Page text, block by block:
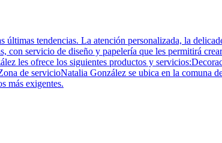
tendencias. La atención personalizada, la
con servicio de diseño y papelería que les permitirá
les ofrece los siguientes productos y
de servicioNatalia González se ubica en la comuna
más exigentes.